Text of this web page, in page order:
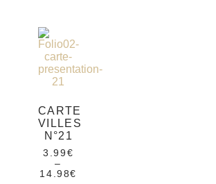
CARTE
VILLES
N°21
3.99 €
–
14.98€